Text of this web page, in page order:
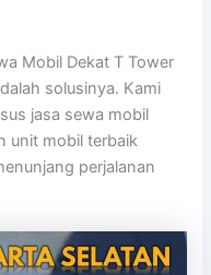
Mobil Dekat T Tower
solusinya. Kami
jasa sewa mobil
unit mobil terbaik
perjalanan